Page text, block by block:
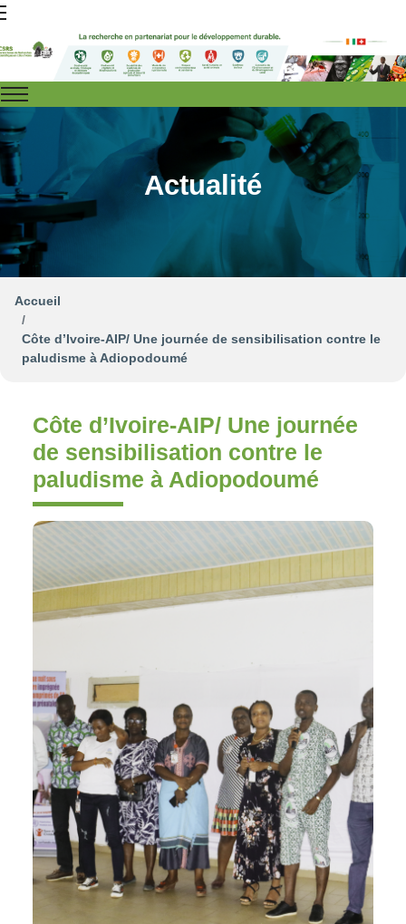
Actualité
Accueil
Côte d’Ivoire-AIP/ Une journée de sensibilisation contre le
paludisme à Adiopodoumé
Côte d’Ivoire-AIP/ Une journée
de sensibilisation contre le
paludisme à Adiopodoumé